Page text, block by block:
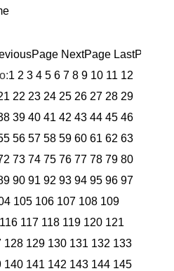
NextPage LastPage
1 2 3 4 5 6 7 8 9 10 11 12
22 23 24 25 26 27 28 29
39 40 41 42 43 44 45 46
56 57 58 59 60 61 62 63
73 74 75 76 77 78 79 80
90 91 92 93 94 95 96 97
105 106 107 108 109
116 117 118 119 120 121
128 129 130 131 132 133
140 141 142 143 144 145